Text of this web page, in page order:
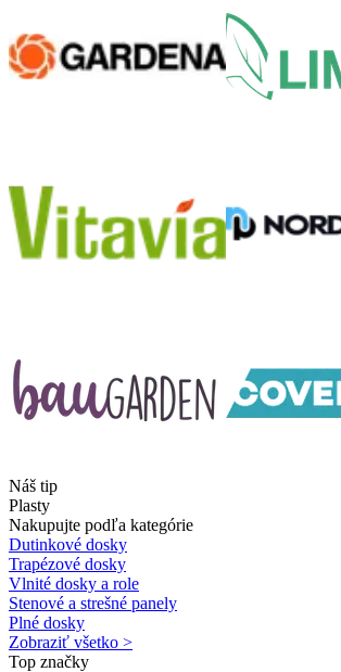
Náš tip
Plasty
Nakupujte podľa kategórie
Dutinkové dosky
Trapézové dosky
Vlnité dosky a role
Stenové a strešné panely
Plné dosky
Zobraziť všetko >
Top značky